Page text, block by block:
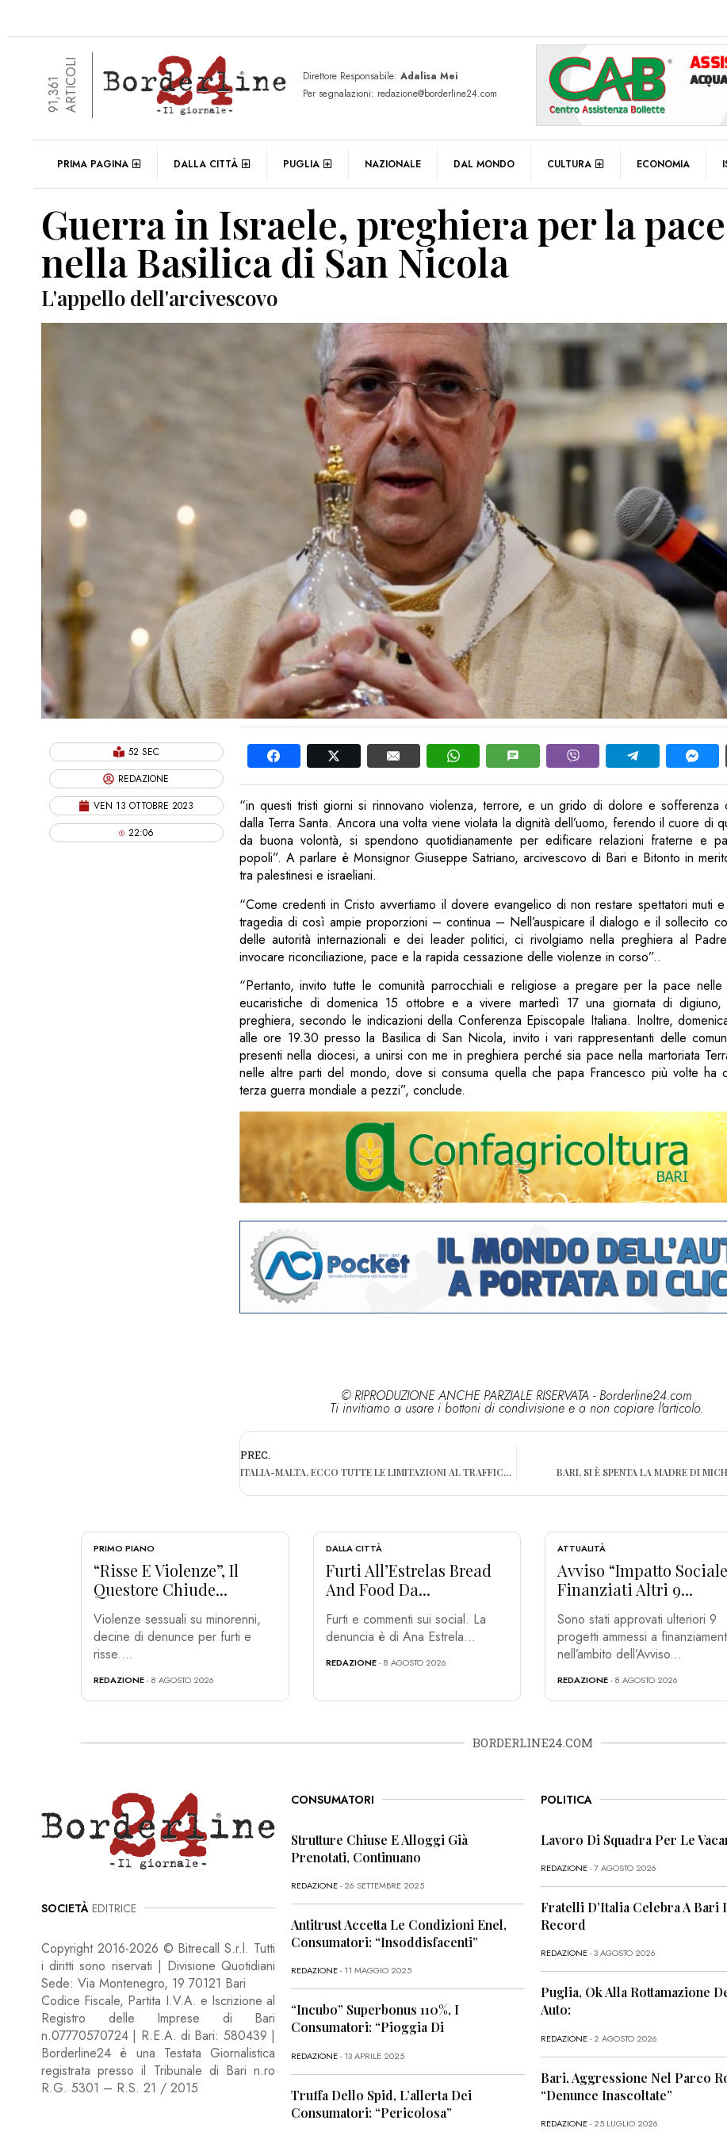
91,361ARTICOLI Direttore Responsabile: Adalisa Mei
Per segnalazioni: redazione@borderline24.com
PRIMA PAGINA DALLA CITTÀ PUGLIA NAZIONALE DAL MONDO CULTURA ECONOMIA
Guerra in Israele, preghiera per la pace
nella Basilica di San Nicola
L'appello dell'arcivescovo
52 SEC
REDAZIONE
VEN 13 OTTOBRE 2023
22:06
“in questi tristi giorni si rinnovano violenza, terrore, e un grido di dolore e sofferenza
dalla Terra Santa. Ancora una volta viene violata la dignità dell’uomo, ferendo il cuore di
da buona volontà, si spendono quotidianamente per edificare relazioni fraterne e
popoli”. A parlare è Monsignor Giuseppe Satriano, arcivescovo di Bari e Bitonto in
tra palestinesi e israeliani.
“Come credenti in Cristo avvertiamo il dovere evangelico di non restare spettatori muti
tragedia di così ampie proporzioni – continua – Nell’auspicare il dialogo e il sollecito
delle autorità internazionali e dei leader politici, ci rivolgiamo nella preghiera al
invocare riconciliazione, pace e la rapida cessazione delle violenze in corso”..
“Pertanto, invito tutte le comunità parrocchiali e religiose a pregare per la pace nelle
eucaristiche di domenica 15 ottobre e a vivere martedì 17 una giornata di digiuno,
preghiera, secondo le indicazioni della Conferenza Episcopale Italiana. Inoltre,
alle ore 19.30 presso la Basilica di San Nicola, invito i vari rappresentanti delle
presenti nella diocesi, a unirsi con me in preghiera perché sia pace nella martoriata
nelle altre parti del mondo, dove si consuma quella che papa Francesco più volte ha
terza guerra mondiale a pezzi”, conclude.
© RIPRODUZIONE ANCHE PARZIALE RISERVATA - Borderline24.com
Ti invitiamo a usare i bottoni di condivisione e a non copiare l'articolo.
PREC.
ITALIA-MALTA, ECCO TUTTE LE LIMITAZIONI AL TRAFFICO PREVISTE A BARI
BARI, SI È SPENTA LA MADRE DI
PRIMO PIANO
“Risse E Violenze”, Il
Questore Chiude...
Violenze sessuali su minorenni,
decine di denunce per furti e
risse....
REDAZIONE- 8 AGOSTO 2026
DALLA CITTÀ
Furti All’Estrelas Bread
And Food Da...
Furti e commenti sui social. La
denuncia è di Ana Estrela...
REDAZIONE- 8 AGOSTO 2026
ATTUALITÀ
Avviso “Impatto
Finanziati Altri 9...
Sono stati approvati ulteriori 9
progetti ammessi a
nell’ambito dell’Avviso...
REDAZIONE- 8 AGOSTO 2026
BORDERLINE24.COM
SOCIETÀ EDITRICE
Copyright 2016-2026 © Bitrecall S.r.l. Tutti
i diritti sono riservati | Divisione Quotidiani
Sede: Via Montenegro, 19 70121 Bari
Codice Fiscale, Partita I.V.A. e Iscrizione al
Registro delle Imprese di Bari
n.07770570724 | R.E.A. di Bari: 580439 |
Borderline24 è una Testata Giornalistica
registrata presso il Tribunale di Bari n.ro
R.G. 5301 – R.S. 21 / 2015
CONSUMATORI
Strutture Chiuse E Alloggi Già
Prenotati, Continuano
REDAZIONE- 26 SETTEMBRE 2025
Antitrust Accetta Le Condizioni Enel,
Consumatori: “Insoddisfacenti”
REDAZIONE- 11 MAGGIO 2025
“Incubo” Superbonus 110%, I
Consumatori: “Pioggia Di
REDAZIONE- 13 APRILE 2025
Truffa Dello Spid, L’allerta Dei
Consumatori: “Pericolosa”
POLITICA
Lavoro Di Squadra Per Le
REDAZIONE- 7 AGOSTO 2026
Fratelli D’Italia Celebra A Bari
Record
REDAZIONE- 3 AGOSTO 2026
Puglia, Ok Alla Rottamazione
Auto:
REDAZIONE- 2 AGOSTO 2026
Bari, Aggressione Nel Parco
“Denunce Inascoltate”
REDAZIONE- 25 LUGLIO 2026